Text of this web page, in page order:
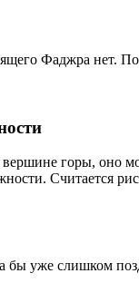
Фаджра нет.
горы,
Считается
бы уже слишком